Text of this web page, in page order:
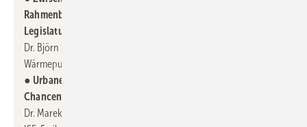
Rahmenbedingungen der Wärmewende in der neuen
Legislaturperiode
Dr. Björn Schreinermacher, Leiter Politik beim Bundesverband
Wärmepumpe (BWP) e.V.
● Urbane Wärmepumpen-Strategien: Herausforderungen &
Chancen
Dr. Marek Miara, Fraunhofer-Institut für Solare Energiesysteme